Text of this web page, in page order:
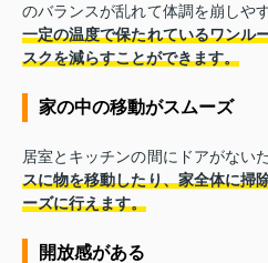
のバランスが乱れて体調を崩しや
一定の温度で保たれているワンル
スクを減らすことができます。
家の中の移動がスムーズ
居室とキッチンの間にドアがない
スに物を移動したり、家全体に掃
ーズに行えます。
開放感がある